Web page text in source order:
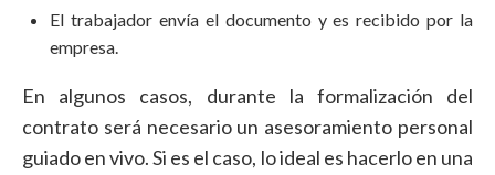
El trabajador envía el documento y es recibido por la
empresa.
En algunos casos, durante la formalización del
contrato será necesario un asesoramiento personal
guiado en vivo. Si es el caso, lo ideal es hacerlo en una